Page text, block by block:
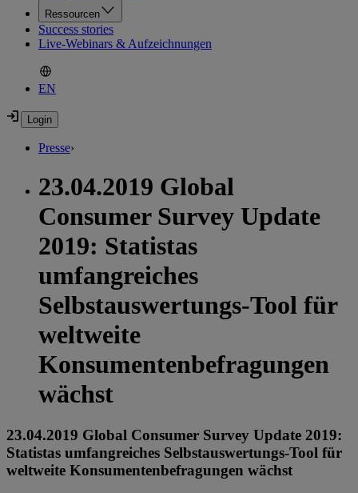
Ressourcen
Success stories
Live-Webinars & Aufzeichnungen
EN
Presse›
23.04.2019 Global
Consumer Survey Update
2019: Statistas
umfangreiches
Selbstauswertungs-Tool für
weltweite
Konsumentenbefragungen
wächst
23.04.2019 Global Consumer Survey Update 2019:
Statistas umfangreiches Selbstauswertungs-Tool für
weltweite Konsumentenbefragungen wächst